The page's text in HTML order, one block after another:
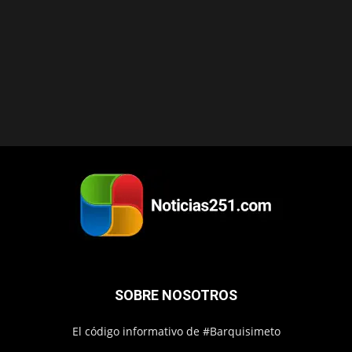
SOBRE NOSOTROS
El código informativo de #Barquisimeto